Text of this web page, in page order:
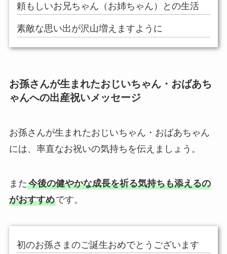
頼もしいお兄ちゃん（お姉ちゃん）との生活
素敵な思い出が沢山増えますように
お孫さんが生まれたおじいちゃん・おばあち
ゃんへの出産祝いメッセージ
お孫さんが生まれたおじいちゃん・おばあちゃん
には、率直なお祝いの気持ちを伝えましょう。
また今後の健やかな成長を祈る気持ちも添えるの
がおすすめです。
初のお孫さまのご誕生おめでとうございます